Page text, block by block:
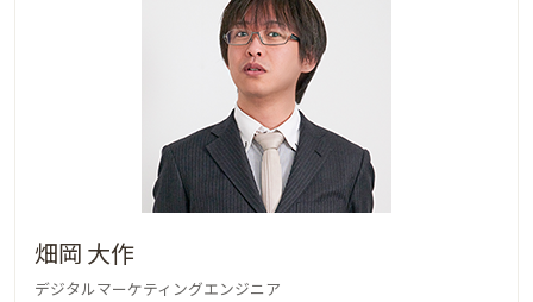
畑岡 大作
デジタルマーケティングエンジニア